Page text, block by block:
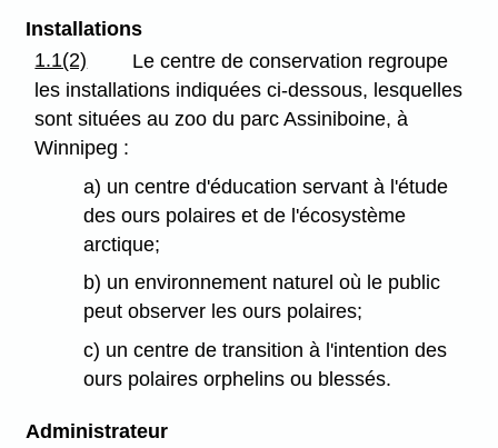
Installations
1.1(2)
Le centre de conservation regroupe
les installations indiquées ci-dessous, lesquelles
sont situées au zoo du parc Assiniboine, à
Winnipeg :
a) un centre d'éducation servant à l'étude
des ours polaires et de l'écosystème
arctique;
b) un environnement naturel où le public
peut observer les ours polaires;
c) un centre de transition à l'intention des
ours polaires orphelins ou blessés.
Administrateur